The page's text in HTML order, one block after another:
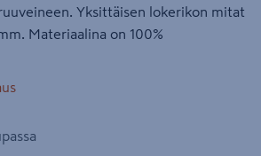
Yksittäisen lokerikon mitat
Materiaalina on 100%